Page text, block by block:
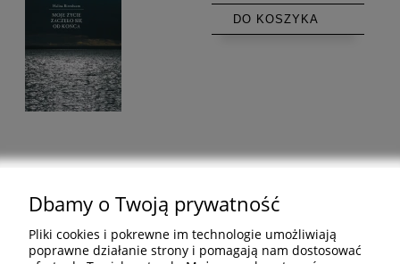
DO KOSZYKA
Pomoc
Dbamy o Twoją prywatność
Pliki cookies i pokrewne im technologie umożliwiają
poprawne działanie strony i pomagają nam dostosować